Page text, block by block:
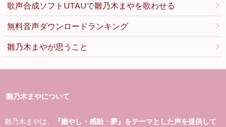
歌声合成ソフトUTAUで雛乃木まやを歌わせる
無料音声ダウンロードランキング
雛乃木まやが思うこと
雛乃木まやについて
雛乃木まやは、
『癒やし・感動・夢』をテーマとした声を提供して